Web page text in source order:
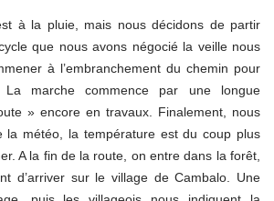
à la pluie, mais nous décidons de partir
que nous avons négocié la veille nous
à l’embranchement du chemin pour
La marche commence par une longue
» encore en travaux. Finalement, nous
la météo, la température est du coup plus
A la fin de la route, on entre dans la forêt,
d’arriver sur le village de Cambalo. Une